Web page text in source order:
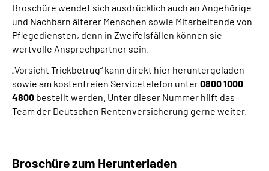
Broschüre wendet sich ausdrücklich auch an Angehörige
und Nachbarn älterer Menschen sowie Mitarbeitende von
Pflegediensten, denn in Zweifelsfällen können sie
wertvolle Ansprechpartner sein.
„Vorsicht Trickbetrug“ kann direkt hier heruntergeladen
sowie am kostenfreien Servicetelefon unter0800 1000
4800 bestellt werden. Unter dieser Nummer hilft das
Team der Deutschen Rentenversicherung gerne weiter.
Broschüre zum Herunterladen